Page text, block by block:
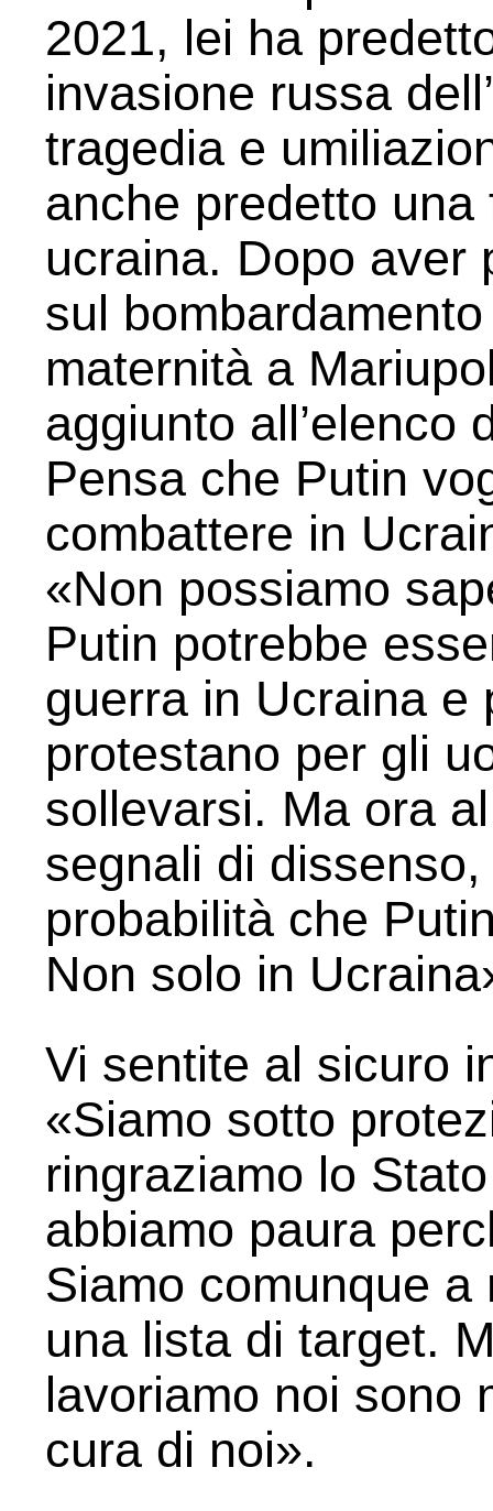
2021, lei ha
invasione russa
tragedia e
anche predetto
ucraina. Dopo aver
sul
maternità a
aggiunto all’elenco
Pensa che Putin
combattere in
«Non possiamo
Putin potrebbe
guerra in Ucraina e
protestano per gli
sollevarsi. Ma ora
segnali di
probabilità che
Non solo in
Vi sentite al sicuro
«Siamo sotto
ringraziamo lo
abbiamo paura
Siamo comunque
una lista di target.
lavoriamo noi sono
cura di noi».